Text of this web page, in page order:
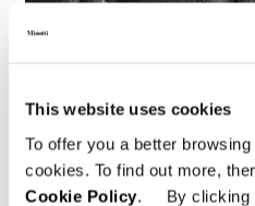
This website uses cookies
To offer you a better
cookies. To find out more,
Cookie Policy. By clicking